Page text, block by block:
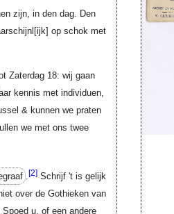
zijn, in den dag. Den
op schok met
Zaterdag 18: wij gaan
kennis met individuen,
& kunnen we praten
we met ons twee
.[2] Schrijf 't is gelijk
over de Gothieken van
u, of een andere